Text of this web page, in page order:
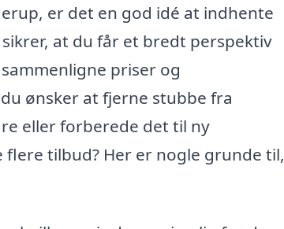
er det en god idé at indhente
at du får et bredt perspektiv
priser og
ønsker at fjerne stubbe fra
eller forberede det til ny
tilbud? Her er nogle grunde til,